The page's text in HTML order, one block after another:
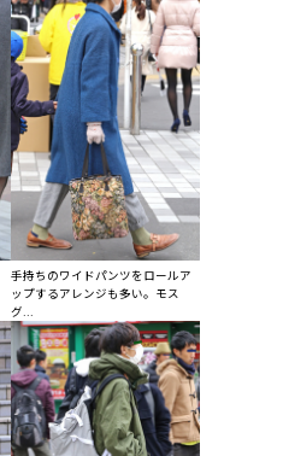
手持ちのワイドパンツをロールア
ップするアレンジも多い。モス
グ...